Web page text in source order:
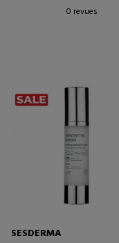
0 revues
SESDERMA